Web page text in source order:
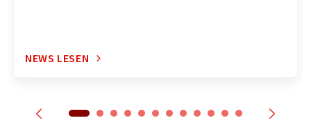
NEWS LESEN